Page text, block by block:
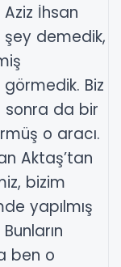
İhsan
şey demedik,
görmedik. Biz
da bir
o aracı.
Aktaş’tan
bizim
yapılmış
ben o